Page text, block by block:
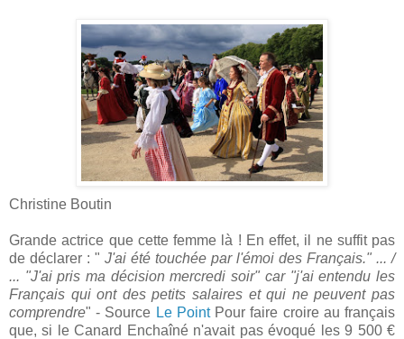
Christine Boutin
Grande actrice que cette femme là ! En effet, il ne suffit pas
de déclarer : " J'ai été touchée par l'émoi des Français." ... /
... "J'ai pris ma décision mercredi soir" car "j'ai entendu les
Français qui ont des petits salaires et qui ne peuvent pas
comprendre" - Source Le PointPour faire croire au français
que, si le Canard Enchaîné n'avait pas évoqué les 9 500 €